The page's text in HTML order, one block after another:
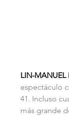
LIN-MANUEL
espectáculo
41. Incluso
más grande